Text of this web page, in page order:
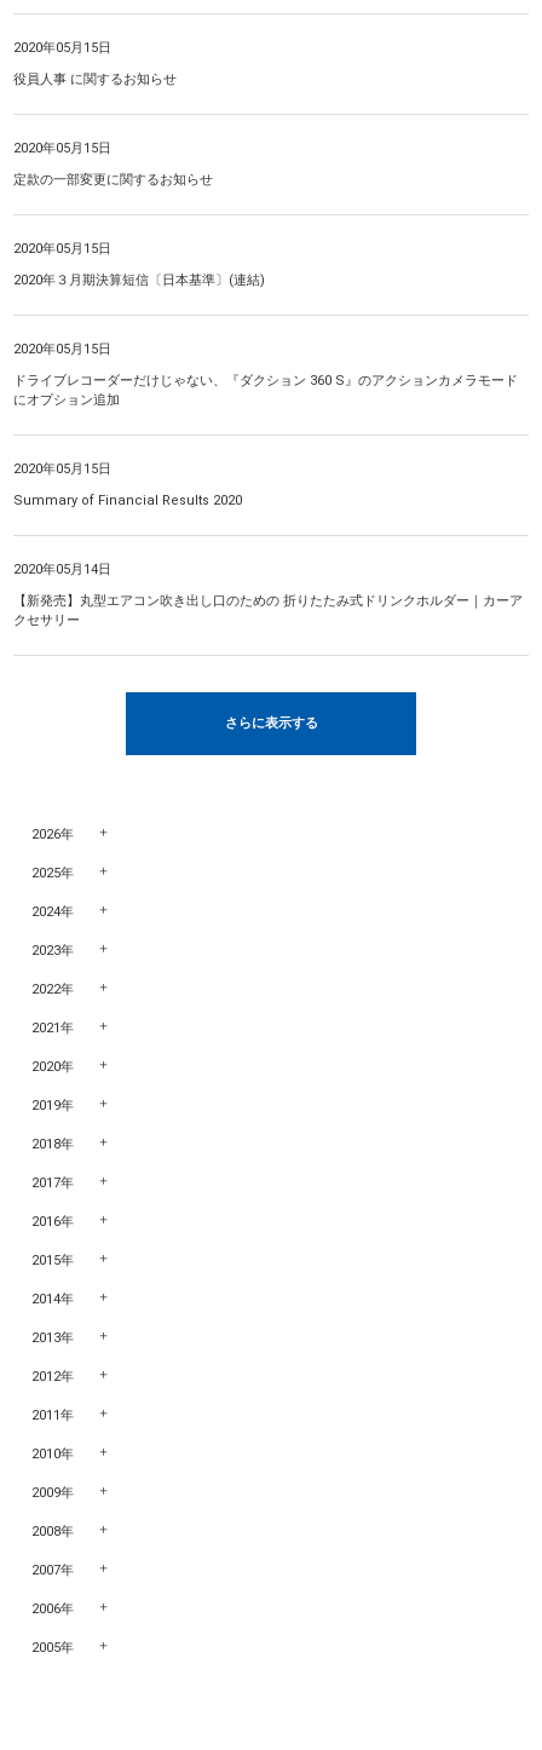
2020年05月15日
役員人事 に関するお知らせ
2020年05月15日
定款の一部変更に関するお知らせ
2020年05月15日
2020年３月期決算短信〔日本基準〕(連結)
2020年05月15日
ドライブレコーダーだけじゃない、『ダクション 360 S』のアクションカメラモード
にオプション追加
2020年05月15日
Summary of Financial Results 2020
2020年05月14日
【新発売】丸型エアコン吹き出し口のための 折りたたみ式ドリンクホルダー｜カーア
クセサリー
さらに表示する
2026年
2025年
2024年
2023年
2022年
2021年
2020年
2019年
2018年
2017年
2016年
2015年
2014年
2013年
2012年
2011年
2010年
2009年
2008年
2007年
2006年
2005年